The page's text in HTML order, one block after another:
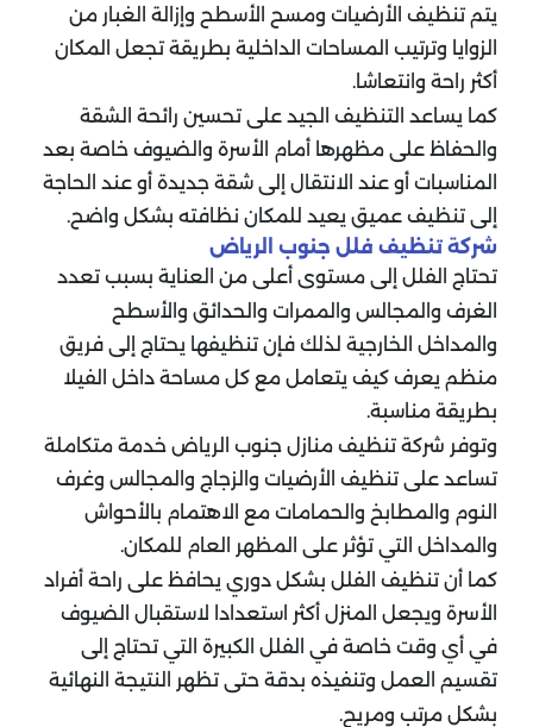
يتم تنظيف الأرضيات ومسح الأسطح وإزالة الغبار من
الزوايا وترتيب المساحات الداخلية بطريقة تجعل المكان
أكثر راحة وانتعاشا.
كما يساعد التنظيف الجيد على تحسين رائحة الشقة
والحفاظ على مظهرها أمام الأسرة والضيوف خاصة بعد
المناسبات أو عند الانتقال إلى شقة جديدة أو عند الحاجة
إلى تنظيف عميق يعيد للمكان نظافته بشكل واضح.
شركة تنظيف فلل جنوب الرياض
تحتاج الفلل إلى مستوى أعلى من العناية بسبب تعدد
الغرف والمجالس والممرات والحدائق والأسطح
والمداخل الخارجية لذلك فإن تنظيفها يحتاج إلى فريق
منظم يعرف كيف يتعامل مع كل مساحة داخل الفيلا
بطريقة مناسبة.
وتوفر شركة تنظيف منازل جنوب الرياض خدمة متكاملة
تساعد على تنظيف الأرضيات والزجاج والمجالس وغرف
النوم والمطابخ والحمامات مع الاهتمام بالأحواش
والمداخل التي تؤثر على المظهر العام للمكان.
كما أن تنظيف الفلل بشكل دوري يحافظ على راحة أفراد
الأسرة ويجعل المنزل أكثر استعدادا لاستقبال الضيوف
في أي وقت خاصة في الفلل الكبيرة التي تحتاج إلى
تقسيم العمل وتنفيذه بدقة حتى تظهر النتيجة النهائية
بشكل مرتب ومريح.